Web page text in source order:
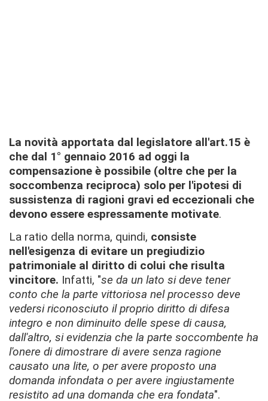
La novità apportata dal legislatore all'art.15 è
che dal 1° gennaio 2016 ad oggi la
compensazione è possibile (oltre che per la
soccombenza reciproca) solo per l'ipotesi di
sussistenza di ragioni gravi ed eccezionali che
devono essere espressamente motivate.
La ratio della norma, quindi, consiste
nell'esigenza di evitare un pregiudizio
patrimoniale al diritto di colui che risulta
vincitore. Infatti, "se da un lato si deve tener
conto che la parte vittoriosa nel processo deve
vedersi riconosciuto il proprio diritto di difesa
integro e non diminuito delle spese di causa,
dall'altro, si evidenzia che la parte soccombente ha
l'onere di dimostrare di avere senza ragione
causato una lite, o per avere proposto una
domanda infondata o per avere ingiustamente
resistito ad una domanda che era fondata".